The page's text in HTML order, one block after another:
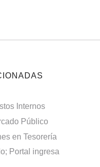
Internos
Público
en Tesorería
Portal ingresa